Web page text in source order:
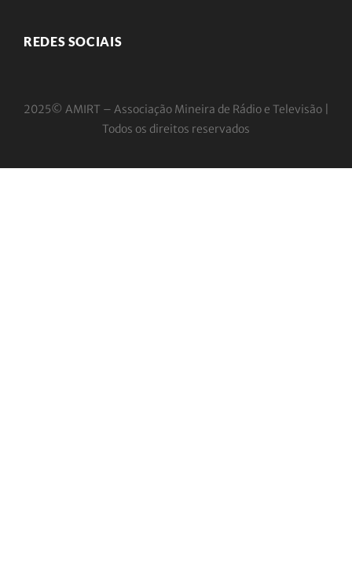
REDES SOCIAIS
2025© AMIRT – Associação Mineira de Rádio e Televisão |
Todos os direitos reservados